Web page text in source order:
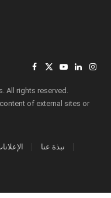
Facebook
X
YouTube
LinkedIn
All rights reserved.
of external sites or
نبذة عنا